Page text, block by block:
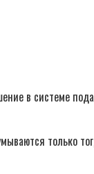
в системе
только